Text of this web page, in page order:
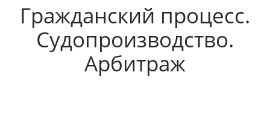
Гражданский процесс.
Судопроизводство.
Арбитраж